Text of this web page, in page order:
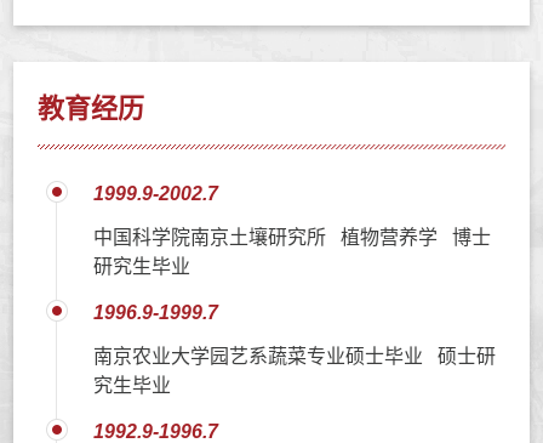
教育经历
1999.9-2002.7
中国科学院南京土壤研究所 植物营养学 博士
研究生毕业
1996.9-1999.7
南京农业大学园艺系蔬菜专业硕士毕业 硕士研
究生毕业
1992.9-1996.7